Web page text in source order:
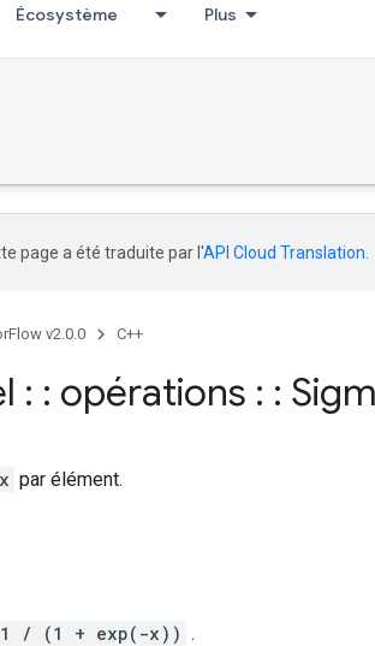
Écosystème Plus
page a été traduite par l'API Cloud Translation
v2.0.0 C++
: : opérations : :
x par élément.
/ (1 + exp(-x)) .